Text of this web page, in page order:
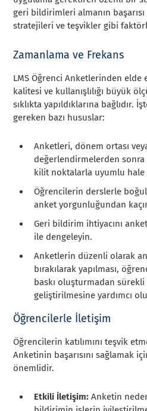
geri bildirimleri almanın
stratejileri ve teşvikler gibi
Zamanlama ve Frekans
LMS Öğrenci Anketlerinden
kalitesi ve kullanışlılığı büyük
sıklıkta yapıldıklarına bağlıdır.
gereken bazı hususlar:
Anketleri, dönem ortası
değerlendirmelerden
kilit noktalarla uyumlu hale
Öğrencilerin derslerle
anket yorgunluğundan
Geri bildirim ihtiyacını
ile dengeleyin.
Anketlerin düzenli olarak
bırakılarak yapılması,
baskı oluşturmadan
geliştirilmesine yardımcı
Öğrencilerle İletişim
Öğrencilerin katılımını teşvik
Anketinin başarısını sağlamak
önemlidir.
Etkili İletişim: Anketin